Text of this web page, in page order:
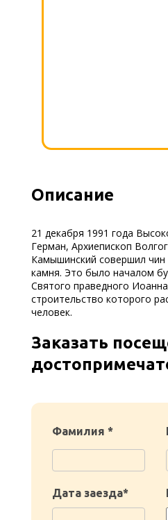
Описание
21 декабря 1991 года
Герман, Архиепископ
Камышинский совершил чин
камня. Это было началом
Святого праведного
строительство которого
человек.
Заказать
Фамилия *
Дата заезда*